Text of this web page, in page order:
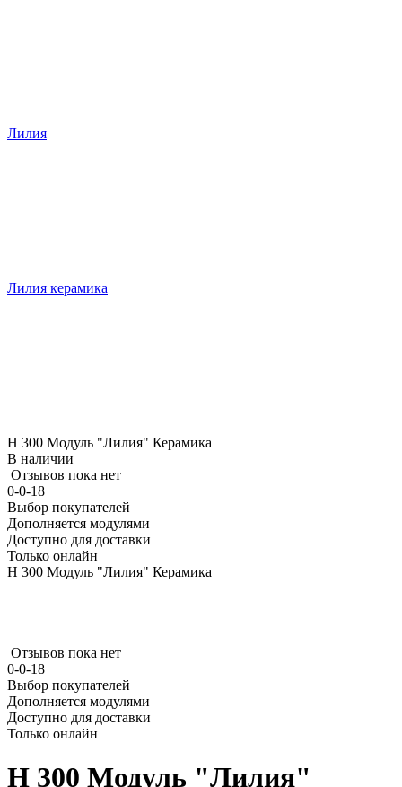
Лилия
Лилия керамика
Н 300 Модуль "Лилия" Керамика
В наличии
Отзывов пока нет
0-0-18
Выбор покупателей
Дополняется модулями
Доступно для доставки
Только онлайн
Н 300 Модуль "Лилия" Керамика
Отзывов пока нет
0-0-18
Выбор покупателей
Дополняется модулями
Доступно для доставки
Только онлайн
Н 300 Модуль "Лилия"